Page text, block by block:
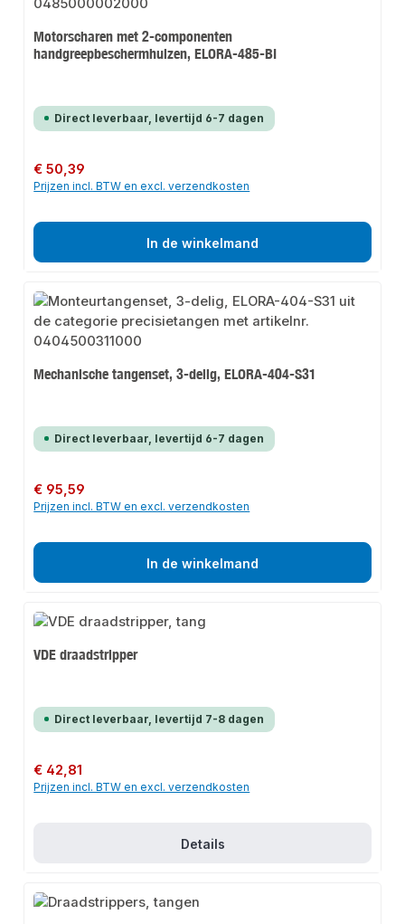
Motorscharen met 2-componenten
handgreepbeschermhulzen, ELORA-485-BI
Direct leverbaar, levertijd 6-7 dagen
Normale prijs:
€ 50,39
Prijzen incl. BTW en excl. verzendkosten
In de winkelmand
Mechanische tangenset, 3-delig, ELORA-404-S31
Direct leverbaar, levertijd 6-7 dagen
Normale prijs:
€ 95,59
Prijzen incl. BTW en excl. verzendkosten
In de winkelmand
VDE draadstripper
Direct leverbaar, levertijd 7-8 dagen
Normale prijs:
€ 42,81
Prijzen incl. BTW en excl. verzendkosten
Details